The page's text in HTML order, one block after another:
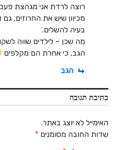
רוצה לרדת אני מגהצת
מכיוון שיש את החרוזים, גם
בעיה להשלים.
מה שכן – לילדים שווה
הגב, כי אחרת הם מקלפים
הגב
כתיבת תגובה
האימייל לא יוצג באתר.
שדות החובה מסומנים *